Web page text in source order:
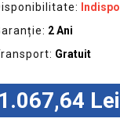
2 Ani
Gratuit
1.067,64 Lei